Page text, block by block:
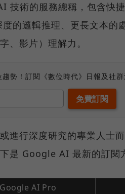
術的服務總稱，包含快
的邏輯推理、更長文本的
、影片）理解力。
勢！訂閱《數位時代》日報及社
進行深度研究的專業人士
是 Google AI 最新的訂閱
Google AI Pro